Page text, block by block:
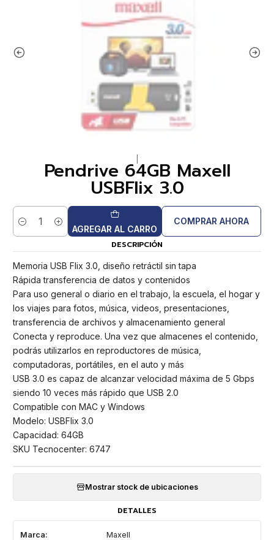
Pendrive 64GB Maxell
USBFlix 3.0
Cantidad AGREGAR AL CARRO
COMPRAR AHORA
DESCRIPCIÓN
Memoria USB Flix 3.0, diseño retráctil sin tapa
Rápida transferencia de datos y contenidos
Para uso general o diario en el trabajo, la escuela, el hogar y
los viajes para fotos, música, videos, presentaciones,
transferencia de archivos y almacenamiento general
Conecta y reproduce. Una vez que almacenes el contenido,
podrás utilizarlos en reproductores de música,
computadoras, portátiles, en el auto y más
USB 3.0 es capaz de alcanzar velocidad máxima de 5 Gbps
siendo 10 veces más rápido que USB 2.0
Compatible con MAC y Windows
Modelo: USBFlix 3.0
Capacidad: 64GB
SKU Tecnocenter: 6747
Mostrar stock de ubicaciones
DETALLES
Marca: Maxell